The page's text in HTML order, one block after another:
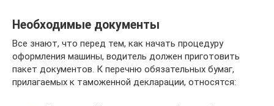
Необходимые документы
Все знают, что перед тем, как начать процедуру
оформления машины, водитель должен приготовить
пакет документов. К перечню обязательных бумаг,
прилагаемых к таможенной декларации, относятся: